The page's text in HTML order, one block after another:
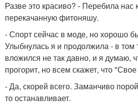
Разве это красиво? - Перебила нас
перекачанную фитоняшу.
- Спорт сейчас в моде, но хорошо
Улыбнулась я и продолжила - в том
вложился не так давно, и я думаю,
прогорит, но всем скажет, что
- Да, скорей всего. Заманчиво
то останавливает.